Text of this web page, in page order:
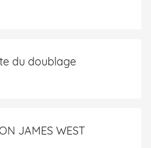
du doublage
JAMES WEST